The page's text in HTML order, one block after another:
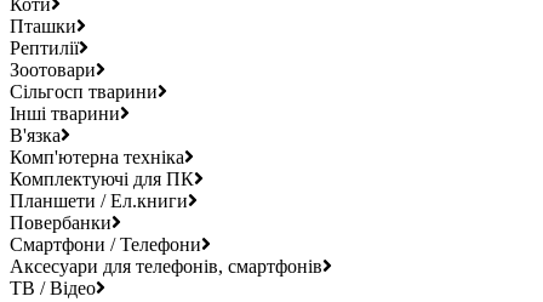
Пташки
Рептилії
Зоотовари
Сільгосп тварини
Інші тварини
В'язка
Комп'ютерна техніка
Комплектуючі для ПК
Планшети / Ел.книги
Повербанки
Смартфони / Телефони
Аксесуари для телефонів, смартфонів
ТВ / Відео